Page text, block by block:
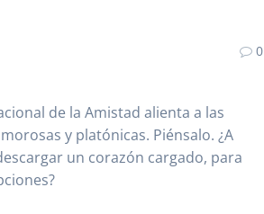
0
de la Amistad alienta a las
y platónicas. Piénsalo. ¿A
un corazón cargado, para